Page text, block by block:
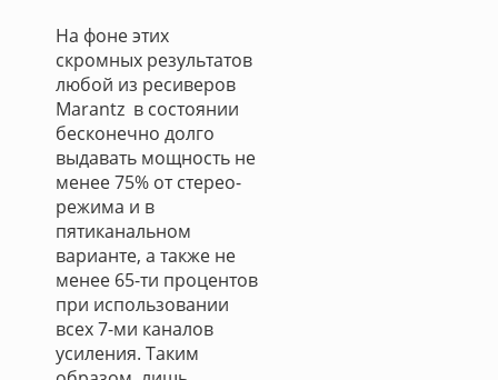
На фоне этих
скромных результатов
любой из ресиверов
Marantz в состоянии
бесконечно долго
выдавать мощность не
менее 75% от стерео-
режима и в
пятиканальном
варианте, а также не
менее 65-ти процентов
при использовании
всех 7-ми каналов
усиления. Таким